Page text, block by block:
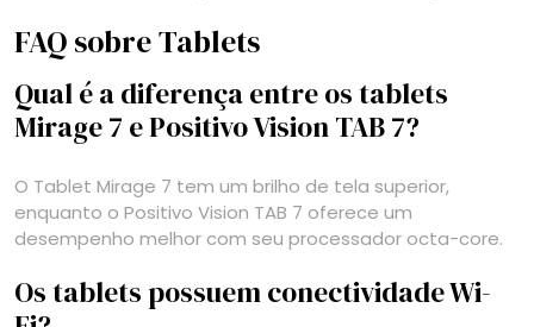
FAQ sobre Tablets
Qual é a diferença entre os tablets
Mirage 7 e Positivo Vision TAB 7?
O Tablet Mirage 7 tem um brilho de tela superior,
enquanto o Positivo Vision TAB 7 oferece um
desempenho melhor com seu processador octa-core.
Os tablets possuem conectividade Wi-